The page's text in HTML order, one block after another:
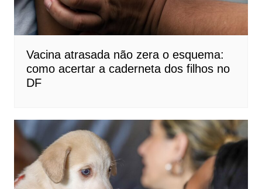
Vacina atrasada não zera o esquema:
como acertar a caderneta dos filhos no
DF